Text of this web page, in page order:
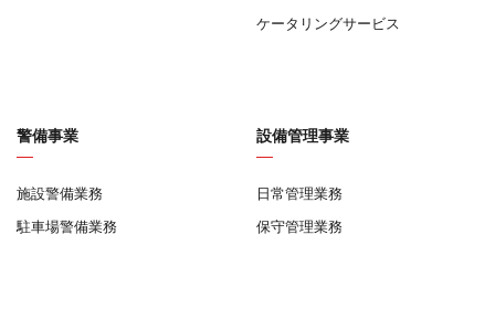
ケータリングサービス
警備事業
施設警備業務
駐車場警備業務
設備管理事業
日常管理業務
保守管理業務